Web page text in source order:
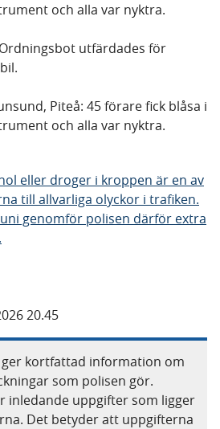
och alla var nyktra.
utfärdades för
Piteå: 45 förare fick blåsa i
och alla var nyktra.
eller droger i kroppen är en av
till allvarliga olyckor i trafiken.
genomför polisen därför extra
20.45
kortfattad information om
som polisen gör.
inledande uppgifter som ligger
Det betyder att uppgifterna